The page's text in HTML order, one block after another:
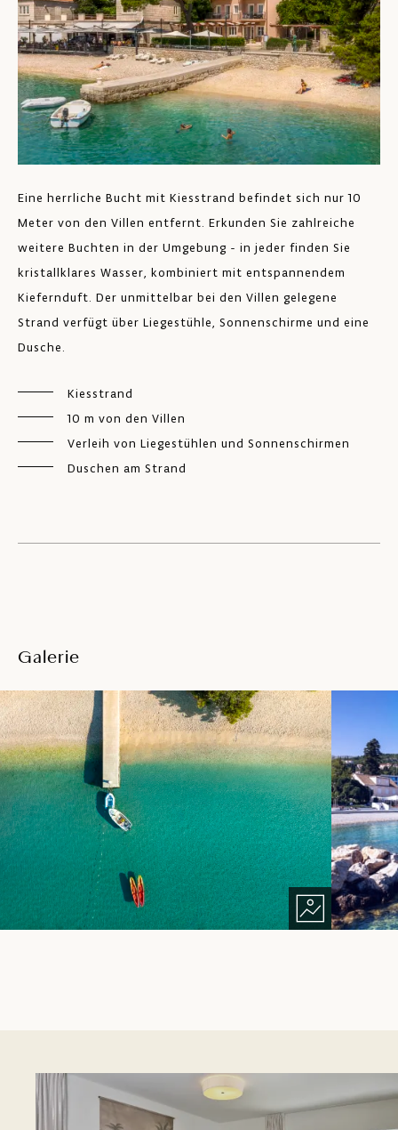
Eine herrliche Bucht mit Kiesstrand befindet sich nur 10
Meter von den Villen entfernt. Erkunden Sie zahlreiche
weitere Buchten in der Umgebung - in jeder finden Sie
kristallklares Wasser, kombiniert mit entspannendem
Kiefernduft. Der unmittelbar bei den Villen gelegene
Strand verfügt über Liegestühle, Sonnenschirme und eine
Dusche.
Kiesstrand
10 m von den Villen
Verleih von Liegestühlen und Sonnenschirmen
Duschen am Strand
Galerie